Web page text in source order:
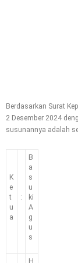
Berdasarkan Surat
2 Desember 2024
susunannya adalah
K
e
t
u
a
:
B
a
s
u
ki
A
g
u
s